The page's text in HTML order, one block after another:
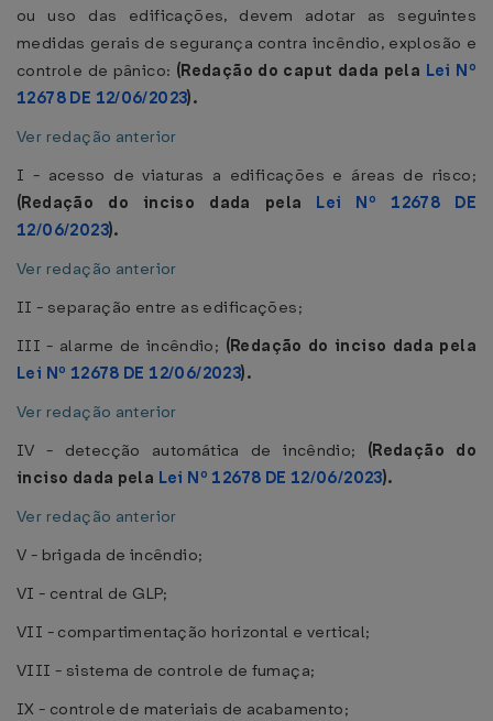
ou uso das edificações, devem adotar as seguintes
medidas gerais de segurança contra incêndio, explosão e
controle de pânico: (Redação do caput dada pela Lei Nº
12678 DE 12/06/2023).
Ver redação anterior
I - acesso de viaturas a edificações e áreas de risco;
(Redação do inciso dada pela Lei Nº 12678 DE
12/06/2023).
Ver redação anterior
II - separação entre as edificações;
III - alarme de incêndio; (Redação do inciso dada pela
Lei Nº 12678 DE 12/06/2023).
Ver redação anterior
IV - detecção automática de incêndio; (Redação do
inciso dada pela Lei Nº 12678 DE 12/06/2023).
Ver redação anterior
V - brigada de incêndio;
VI - central de GLP;
VII - compartimentação horizontal e vertical;
VIII - sistema de controle de fumaça;
IX - controle de materiais de acabamento;